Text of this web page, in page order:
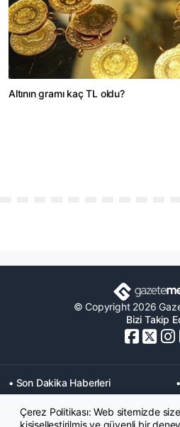
Altının gramı kaç TL oldu?
© Copyright 2026
Bizi Takip
• Son Dakika Haberleri
• Memurlar Haberleri
• Ekonomi Haberleri
Çerez Politikası: Web sitemizde
kişiselleştirilmiş ve güvenli bir